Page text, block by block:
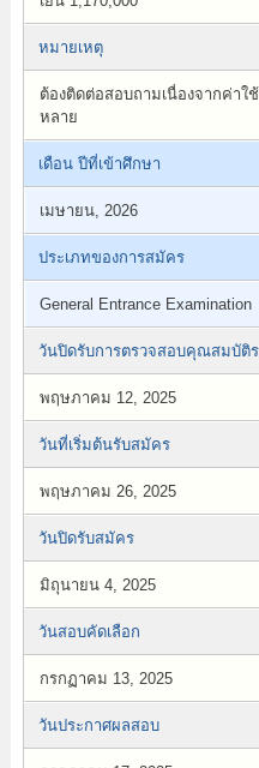
หมายเหตุ
ต้องติดต่อสอบถามเนื่องจากค่าใ
หลาย
เดือน ปีที่เข้าศึกษา
เมษายน, 2026
ประเภทของการสมัคร
General Entrance Examination
วันปิดรับการตรวจสอบคุณสมบัติ
พฤษภาคม 12, 2025
วันที่เริ่มต้นรับสมัคร
พฤษภาคม 26, 2025
วันปิดรับสมัคร
มิถุนายน 4, 2025
วันสอบคัดเลือก
กรกฏาคม 13, 2025
วันประกาศผลสอบ